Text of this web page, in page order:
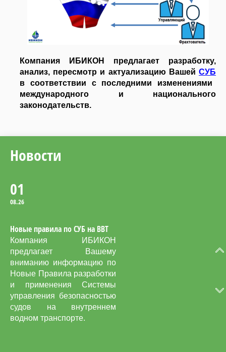
Компания ИБИКОН предлагает разработку,
анализ, пересмотр и актуализацию Вашей СУБ
в соответствии с последними изменениями
международного и национального
законодательств.
Новости
Безопасность учений по
оставлению судна
предлагает Вашему
вниманию информацию по
новому Руководству по
обеспечению безопасности
во время учений по
01
08.26
Новые правила по СУБ на ВВТ
Компания ИБИКОН
предлагает Вашему
вниманию информацию по
Новые Правила разработки
и применения Системы
управления безопасностью
судов на внутреннем
водном транспорте.